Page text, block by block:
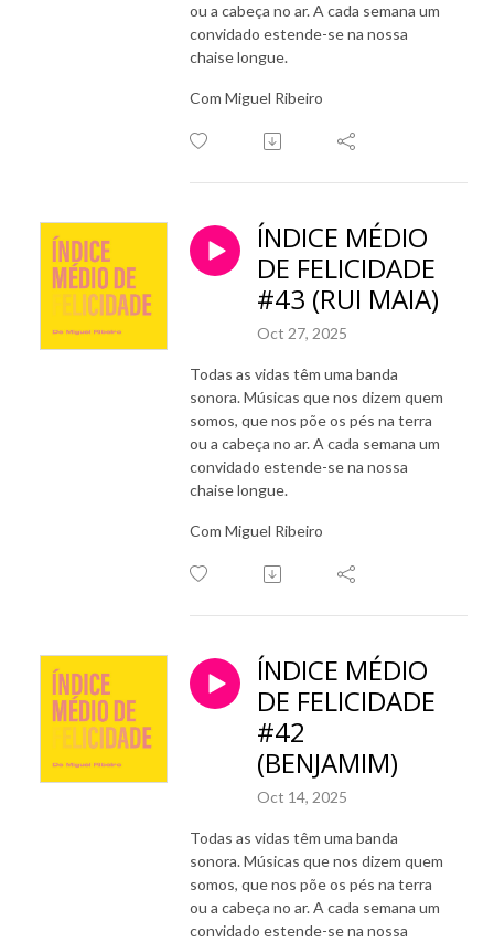
ou a cabeça no ar. A cada semana um
convidado estende-se na nossa
chaise longue.
Com Miguel Ribeiro
ÍNDICE MÉDIO
DE FELICIDADE
#43 (RUI MAIA)
Oct 27, 2025
Todas as vidas têm uma banda
sonora. Músicas que nos dizem quem
somos, que nos põe os pés na terra
ou a cabeça no ar. A cada semana um
convidado estende-se na nossa
chaise longue.
Com Miguel Ribeiro
ÍNDICE MÉDIO
DE FELICIDADE
#42
(BENJAMIM)
Oct 14, 2025
Todas as vidas têm uma banda
sonora. Músicas que nos dizem quem
somos, que nos põe os pés na terra
ou a cabeça no ar. A cada semana um
convidado estende-se na nossa